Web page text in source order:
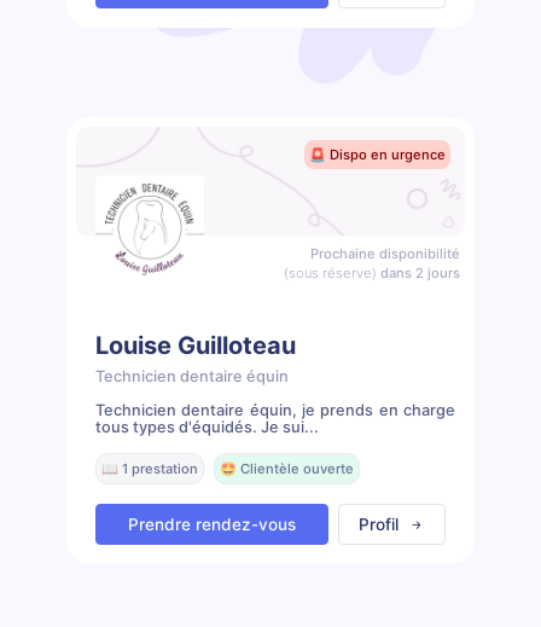
🚨 Dispo en urgence
Prochaine disponibilité
(sous réserve) dans 2 jours
Louise Guilloteau
Technicien dentaire équin
Technicien dentaire équin, je prends en charge
tous types d'équidés. Je sui...
📖 1 prestation 🤩 Clientèle ouverte
Prendre rendez-vous Profil